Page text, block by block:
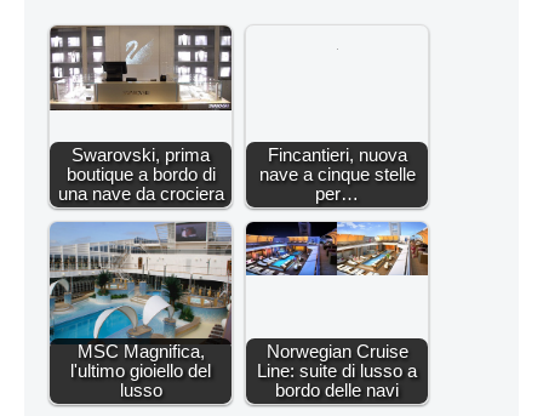
Swarovski, prima
boutique a bordo di
una nave da crociera
Fincantieri, nuova
nave a cinque stelle
per…
MSC Magnifica,
l'ultimo gioiello del
lusso
Norwegian Cruise
Line: suite di lusso a
bordo delle navi